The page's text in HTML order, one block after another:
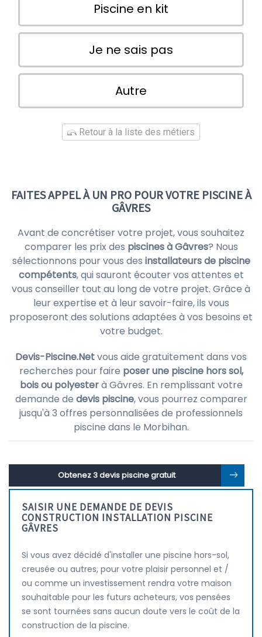
Piscine en kit
Je ne sais pas
Autre
Retour à la liste des métiers
FAITES APPEL À UN PRO POUR VOTRE PISCINE À
GÂVRES
Avant de concrétiser votre projet, vous souhaitez
comparer les prix des piscines à Gâvres? Nous
sélectionnons pour vous des installateurs de piscine
compétents, qui sauront écouter vos attentes et
vous conseiller tout au long de votre projet. Grâce à
leur expertise et à leur savoir-faire, ils vous
proposeront des solutions adaptées à vos besoins et
votre budget.
Devis-Piscine.Netvous aide gratuitement dans vos
recherches pour faire poser une piscine hors sol,
bois ou polyesterà Gâvres. En remplissant votre
demande de devis piscine, vous pourrez comparer
jusqu'à 3 offres personnalisées de professionnels
piscine dans le Morbihan.
Obtenez 3 devis piscine gratuit
SAISIR UNE DEMANDE DE DEVIS
CONSTRUCTION INSTALLATION PISCINE
GÂVRES
Si vous avez décidé d'installer une piscine hors-sol,
creusée ou autres, pour votre plaisir personnel et /
ou comme un investissement rendra votre maison
souhaitable pour les futurs acheteurs, vos pensées
se sont tournées sans aucun doute vers le coût de la
construction de la piscine.